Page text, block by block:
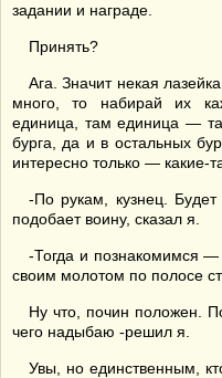
задании и награде.
Принять?
Ага. Значит некая
много, то набирай их
единица, там единица —
бурга, да и в остальных
интересно только — какие-
-По рукам, кузнец.
подобает воину, сказал я.
-Тогда и познакомимся
своим молотом по полосе
Ну что, почин положен.
чего надыбаю -решил я.
Увы, но единственным,